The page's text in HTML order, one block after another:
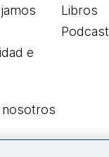
e
nosotros
Libros